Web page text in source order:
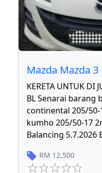
Mazda Mazda 3
KERETA UNTUK DI
BL Senarai barang
continental 205/50-
kumho 205/50-17
Balancing 5.7.2026
RM 12,500